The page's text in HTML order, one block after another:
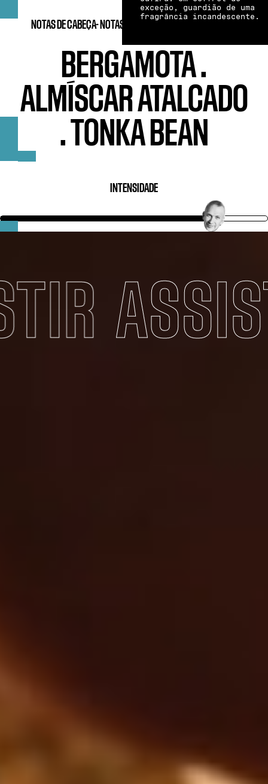
exceção, guardião de uma
fragrância incandescente.
NOTAS DE CABEÇA- NOTAS DE CORAÇÃO-
BERGAMOTA.
ALMÍSCAR ATALCADO
.TONKA BEAN
INTENSIDADE